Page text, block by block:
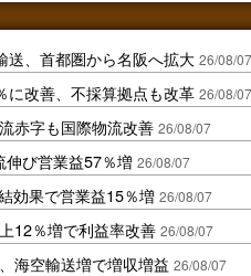
送、首都圏から名阪へ拡大 26/08/07
改善、不採算拠点も改革 26/08/07
赤字も国際物流改善 26/08/07
伸び営業益57％増 26/08/07
効果で営業益15％増 26/08/07
12％増で利益率改善 26/08/07
海空輸送増で増収増益 26/08/07